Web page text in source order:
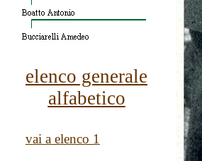
elenco generale
alfabetico
vai a elenco 1